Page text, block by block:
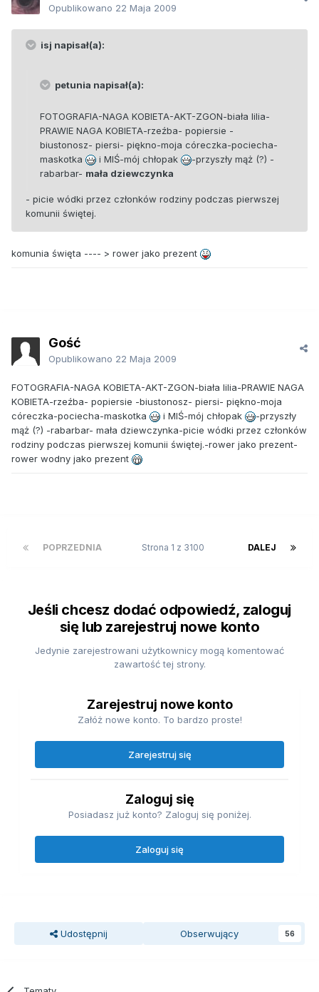
Opublikowano 22 Maja 2009
isj napisał(a):
petunia napisał(a):
FOTOGRAFIA-NAGA KOBIETA-AKT-ZGON-biała lilia-
PRAWIE NAGA KOBIETA-rzeźba- popiersie -
biustonosz- piersi- piękno-moja córeczka-pociecha-
maskotka
i MIŚ-mój chłopak
-przyszły mąż (?) -
rabarbar- mała dziewczynka
- picie wódki przez członków rodziny podczas pierwszej
komunii świętej.
komunia święta ---- > rower jako prezent
Gość
Opublikowano 22 Maja 2009
FOTOGRAFIA-NAGA KOBIETA-AKT-ZGON-biała lilia-PRAWIE NAGA
KOBIETA-rzeźba- popiersie -biustonosz- piersi- piękno-moja
córeczka-pociecha-maskotka
i MIŚ-mój chłopak
-przyszły
mąż (?) -rabarbar- mała dziewczynka-picie wódki przez członków
rodziny podczas pierwszej komunii świętej.-rower jako prezent-
rower wodny jako prezent
POPRZEDNIA DALEJ
Strona 1 z 3100
Jeśli chcesz dodać odpowiedź, zaloguj
się lub zarejestruj nowe konto
Jedynie zarejestrowani użytkownicy mogą komentować
zawartość tej strony.
Zarejestruj nowe konto
Załóż nowe konto. To bardzo proste!
Zarejestruj się
Zaloguj się
Posiadasz już konto? Zaloguj się poniżej.
Zaloguj się
Udostępnij Obserwujący 56